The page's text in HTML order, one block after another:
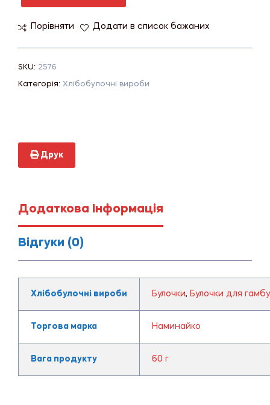
Порівняти Додати в список бажаних
SKU: 2576
Категорія: Хлібобулочні вироби
Друк
Додаткова Інформація
Відгуки (0)
Хлібобулочні вироби Булочки, Булочки для
Торгова марка Наминайко
Вага продукту 60 г